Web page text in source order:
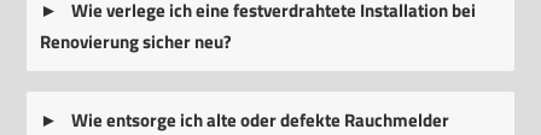
Wie verlege ich eine festverdrahtete Installation bei
Renovierung sicher neu?
Wie entsorge ich alte oder defekte Rauchmelder